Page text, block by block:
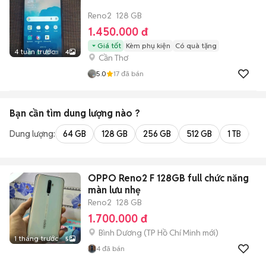
4 tuần trước 4
Reno2 128 GB
1.450.000 đ
Giá tốt Kèm phụ kiện Có quà tặng
Cần Thơ
5.0 17 đã bán
Bạn cần tìm dung lượng nào ?
Dung lượng: 64 GB 128 GB 256 GB 512 GB 1 TB
1 tháng trước 5
OPPO Reno2 F 128GB full chức năng
màn lưu nhẹ
Reno2 128 GB
1.700.000 đ
Bình Dương (TP Hồ Chí Minh mới)
4 đã bán